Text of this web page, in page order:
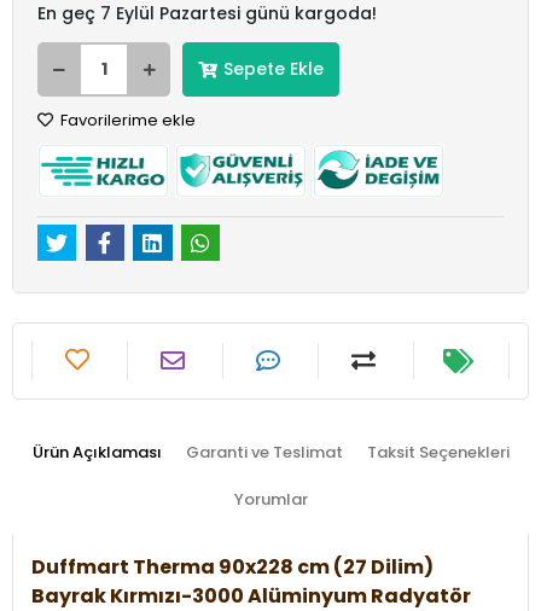
En geç 7 Eylül Pazartesi günü kargoda!
Sepete Ekle
Favorilerime ekle
Ürün Açıklaması Garanti ve Teslimat Taksit Seçenekleri
Yorumlar
Duffmart Therma 90x228 cm (27 Dilim)
Bayrak Kırmızı-3000 Alüminyum Radyatör